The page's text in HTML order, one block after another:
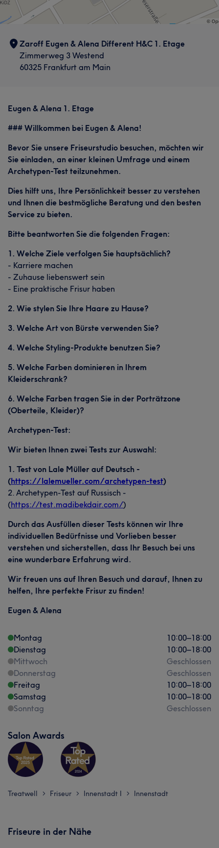
Kompetent 7
Was unsere Kunden über Eugen sagen
Professionell 28
Talentiert 17
Zaroff Eugen & Alena Different H&C 1. Etage
Zimmerweg 3 Westend
60325 Frankfurt am Main
Eugen & Alena 1. Etage
### Willkommen bei Eugen & Alena!
Bevor Sie unsere Friseurstudio besuchen, möchten wir
Sie einladen, an einer kleinen Umfrage und einem
Archetypen-Test teilzunehmen.
Dies hilft uns, Ihre Persönlichkeit besser zu verstehen
und Ihnen die bestmögliche Beratung und den besten
Service zu bieten.
Bitte beantworten Sie die folgenden Fragen:
1. Welche Ziele verfolgen Sie hauptsächlich?
- Karriere machen
- Zuhause liebenswert sein
- Eine praktische Frisur haben
2. Wie stylen Sie Ihre Haare zu Hause?
3. Welche Art von Bürste verwenden Sie?
4. Welche Styling-Produkte benutzen Sie?
5. Welche Farben dominieren in Ihrem
Kleiderschrank?
6. Welche Farben tragen Sie in der Porträtzone
(Oberteile, Kleider)?
Archetypen-Test:
Wir bieten Ihnen zwei Tests zur Auswahl:
1. Test von Lale Müller auf Deutsch -
(https://lalemueller.com/archetypen-test)
2. Archetypen-Test auf Russisch -
(https://test.madibekdair.com/)
Durch das Ausfüllen dieser Tests können wir Ihre
individuellen Bedürfnisse und Vorlieben besser
verstehen und sicherstellen, dass Ihr Besuch bei uns
eine wunderbare Erfahrung wird.
Wir freuen uns auf Ihren Besuch und darauf, Ihnen zu
helfen, Ihre perfekte Frisur zu finden!
Eugen & Alena
Montag 10:00–18:00
Dienstag
10:00–18:00
Mittwoch
Geschlossen
Donnerstag
Geschlossen
Freitag
10:00–18:00
Samstag
10:00–18:00
Sonntag
Geschlossen
Salon Awards
Treatwell > Friseur > Innenstadt I > Innenstadt
Friseure in der Nähe